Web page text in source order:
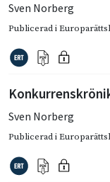
Sven Norberg
Publicerad i
Sven Norberg
Publicerad i